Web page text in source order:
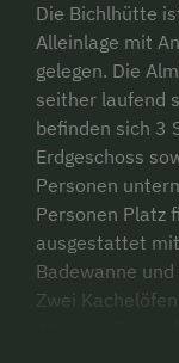
Die Bichlhütte
Alleinlage mit
gelegen. Die
seither laufend
befinden sich 3
Erdgeschoss
Personen
Personen Platz
ausgestattet
Badewanne
Zwei